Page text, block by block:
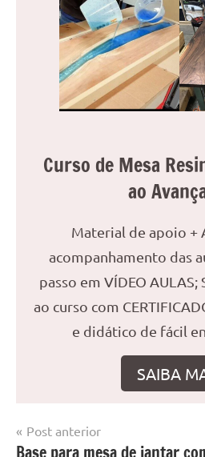
Curso de Mesa
ao
Material de apoio +
acompanhamento das
passo em VÍDEO
ao curso com
e didático de fácil
SAIBA
Marcado
Mesa
Navegação
Post anterior